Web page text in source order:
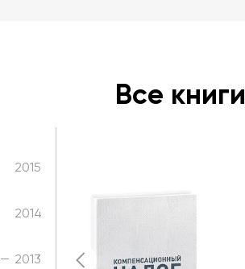
Все книги
2015
2014
2013